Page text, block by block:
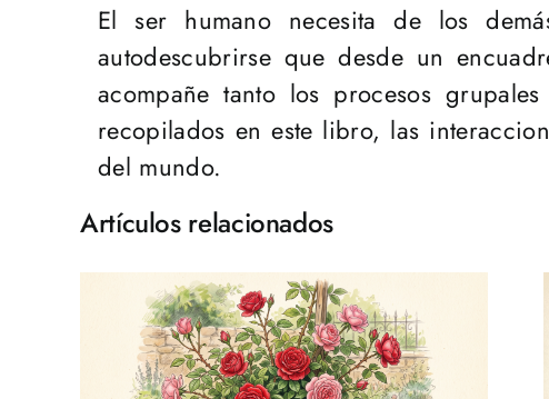
El ser humano necesita de los
autodescubrirse que desde un
acompañe tanto los procesos
recopilados en este libro, las
del mundo.
Artículos relacionados